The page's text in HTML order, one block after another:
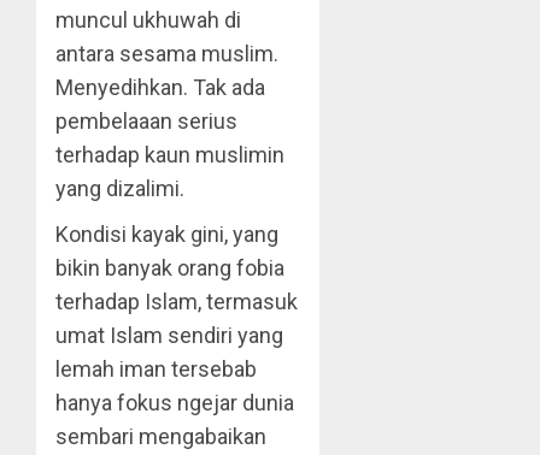
muncul ukhuwah di
antara sesama muslim.
Menyedihkan. Tak ada
pembelaaan serius
terhadap kaun muslimin
yang dizalimi.
Kondisi kayak gini, yang
bikin banyak orang fobia
terhadap Islam, termasuk
umat Islam sendiri yang
lemah iman tersebab
hanya fokus ngejar dunia
sembari mengabaikan